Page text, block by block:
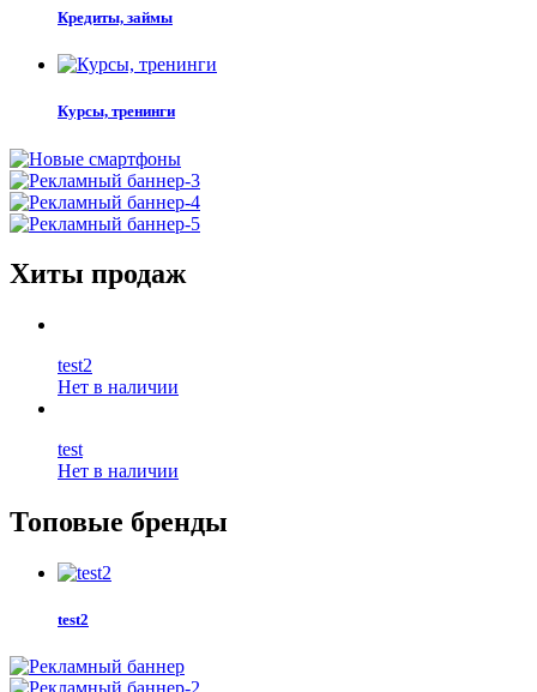
Кредиты, займы
Курсы, тренинги
Хиты продаж
test2
Нет в наличии
test
Нет в наличии
Топовые бренды
test2